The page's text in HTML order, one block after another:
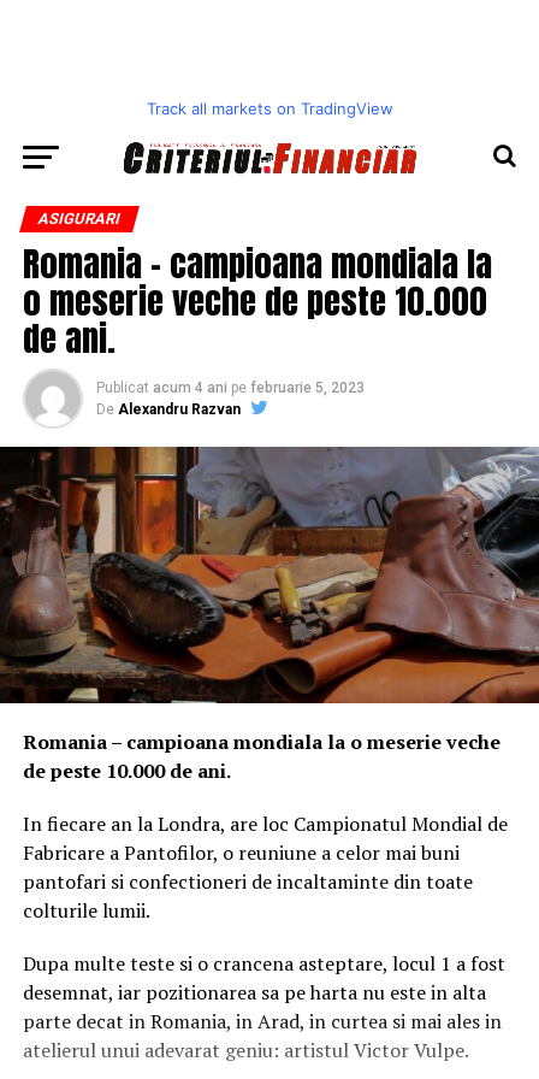
Track all markets on TradingView
ASIGURARI
Romania – campioana mondiala la
o meserie veche de peste 10.000
de ani.
Publicat acum 4 ani pe februarie 5, 2023
De Alexandru Razvan
Romania – campioana mondiala la o meserie veche
de peste 10.000 de ani.
In fiecare an la Londra, are loc Campionatul Mondial de
Fabricare a Pantofilor, o reuniune a celor mai buni
pantofari si confectioneri de incaltaminte din toate
colturile lumii.
Dupa multe teste si o crancena asteptare, locul 1 a fost
desemnat, iar pozitionarea sa pe harta nu este in alta
parte decat in Romania, in Arad, in curtea si mai ales in
atelierul unui adevarat geniu: artistul Victor Vulpe.